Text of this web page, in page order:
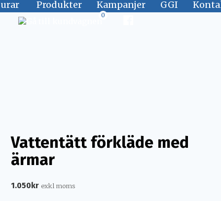
0
Produkter Kampanjer GGI
Vattentätt förkläde med
ärmar
1.050 kr exkl moms